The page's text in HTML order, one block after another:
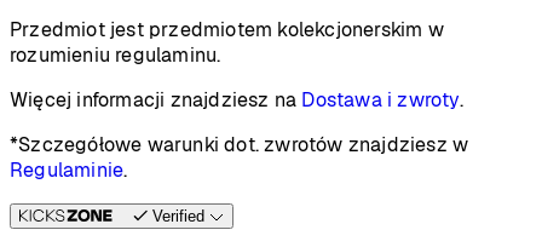
Przedmiot jest przedmiotem kolekcjonerskim w
rozumieniu regulaminu.
Więcej informacji znajdziesz na Dostawa i zwroty.
*Szczegółowe warunki dot. zwrotów znajdziesz w
Regulaminie.
Verified